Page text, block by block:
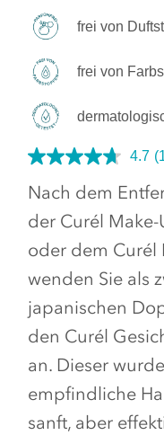
frei von
frei von
4.7
Nach dem
der Curél
oder dem Curél
wenden Sie als
japanischen
den Curél
an. Dieser
empfindliche
sanft, aber